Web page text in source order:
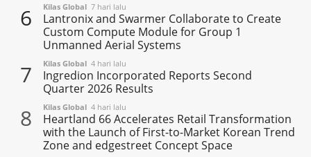
6 Kilas Global 7 hari lalu
Lantronix and Swarmer Collaborate to Create
Custom Compute Module for Group 1
Unmanned Aerial Systems
7 Kilas Global 4 hari lalu
Ingredion Incorporated Reports Second
Quarter 2026 Results
8 Kilas Global 4 hari lalu
Heartland 66 Accelerates Retail Transformation
with the Launch of First-to-Market Korean Trend
Zone and edgestreet Concept Space